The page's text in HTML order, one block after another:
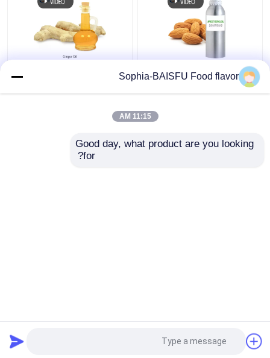
زيت مستخلص نباتي
طبيعي بلا لون زيت جوهر
للطعم والعطور
2026 Shaanxi Baisifu Biological Engineering Co.,
Sophia-BAISFU Food flavor
11:15 AM
Good day, what product are you looking
for?